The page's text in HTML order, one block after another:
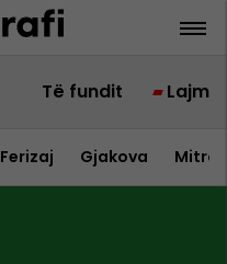
Të fundit Lajme
Ferizaj Gjakova